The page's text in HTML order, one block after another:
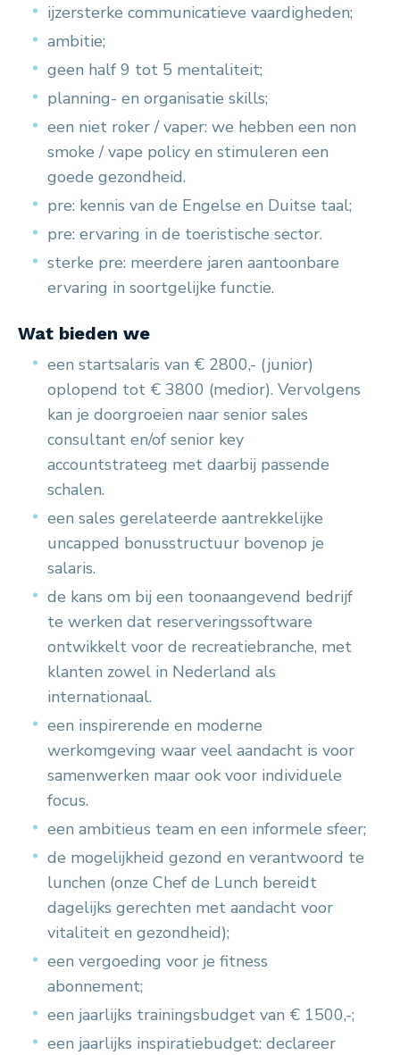
ijzersterke communicatieve vaardigheden;
ambitie;
geen half 9 tot 5 mentaliteit;
planning- en organisatie skills;
een niet roker / vaper: we hebben een non
smoke / vape policy en stimuleren een
goede gezondheid.
pre: kennis van de Engelse en Duitse taal;
pre: ervaring in de toeristische sector.
sterke pre: meerdere jaren aantoonbare
ervaring in soortgelijke functie.
Wat bieden we
een startsalaris van € 2800,- (junior)
oplopend tot € 3800 (medior). Vervolgens
kan je doorgroeien naar senior sales
consultant en/of senior key
accountstrateeg met daarbij passende
schalen.
een sales gerelateerde aantrekkelijke
uncapped bonusstructuur bovenop je
salaris.
de kans om bij een toonaangevend bedrijf
te werken dat reserveringssoftware
ontwikkelt voor de recreatiebranche, met
klanten zowel in Nederland als
internationaal.
een inspirerende en moderne
werkomgeving waar veel aandacht is voor
samenwerken maar ook voor individuele
focus.
een ambitieus team en een informele sfeer;
de mogelijkheid gezond en verantwoord te
lunchen (onze Chef de Lunch bereidt
dagelijks gerechten met aandacht voor
vitaliteit en gezondheid);
een vergoeding voor je fitness
abonnement;
een jaarlijks trainingsbudget van € 1500,-;
een jaarlijks inspiratiebudget: declareer